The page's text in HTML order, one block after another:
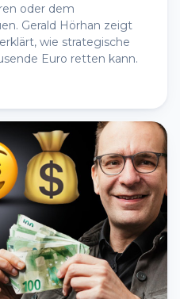
oder dem
Gerald Hörhan zeigt
wie strategische
Euro retten kann.